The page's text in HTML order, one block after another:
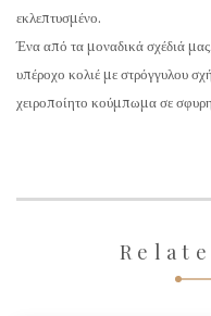
εκλεπτυσμένο.
Ένα από τα μοναδικά σχέδιά
υπέροχο κολιέ με στρόγγυλου
χειροποίητο κούμπωμα σε